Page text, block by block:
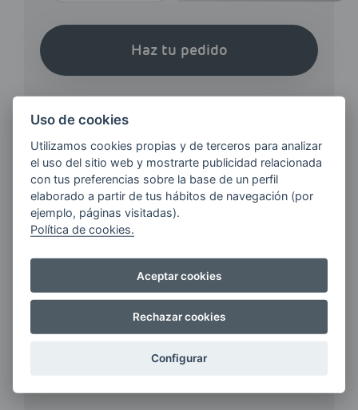
Haz tu pedido
¿QUIERES ESTAR AL DÍA DE
LAS
ÚLTIMAS NOVEDADES?
ENERGIAS por cualquier medio, incluido
Uso de cookies
Utilizamos cookies propias y de terceros para analizar
el uso del sitio web y mostrarte publicidad relacionada
con tus preferencias sobre la base de un perfil
elaborado a partir de tus hábitos de navegación (por
ejemplo, páginas visitadas).
Política de cookies.
Aceptar cookies
Rechazar cookies
Configurar